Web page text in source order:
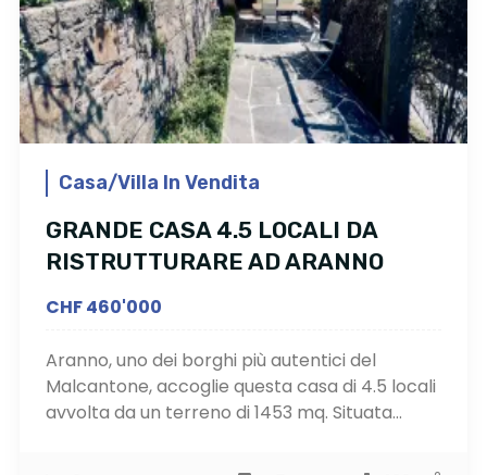
Casa/Villa In Vendita
GRANDE CASA 4.5 LOCALI DA
RISTRUTTURARE AD ARANNO
CHF 460'000
Aranno, uno dei borghi più autentici del
Malcantone, accoglie questa casa di 4.5 locali
avvolta da un terreno di 1453 mq. Situata...